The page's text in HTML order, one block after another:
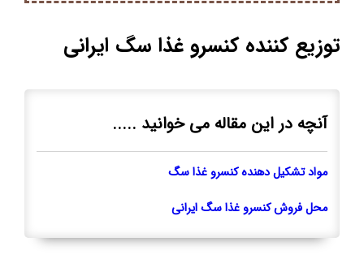
توزیع کننده کنسرو غذا سگ ایرانی
آنچه در این مقاله می خوانید .....
مواد تشکیل دهنده کنسرو غذا سگ
محل فروش کنسرو غذا سگ ایرانی